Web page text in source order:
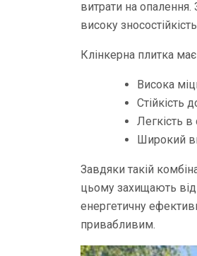
витрати на
високу
Клінкерна плитка
Висока
Стійкість
Легкість в
Широкий
Завдяки такій
цьому захищають
енергетичну
привабливим.